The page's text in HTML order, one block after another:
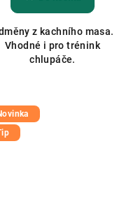
z kachního masa.
Vhodné i pro trénink
chlupáče.